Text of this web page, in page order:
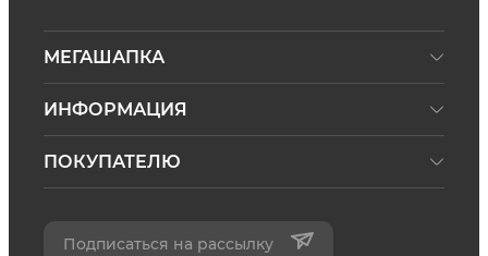
МЕГАШАПКА
ИНФОРМАЦИЯ
ПОКУПАТЕЛЮ
Подписаться на рассылку